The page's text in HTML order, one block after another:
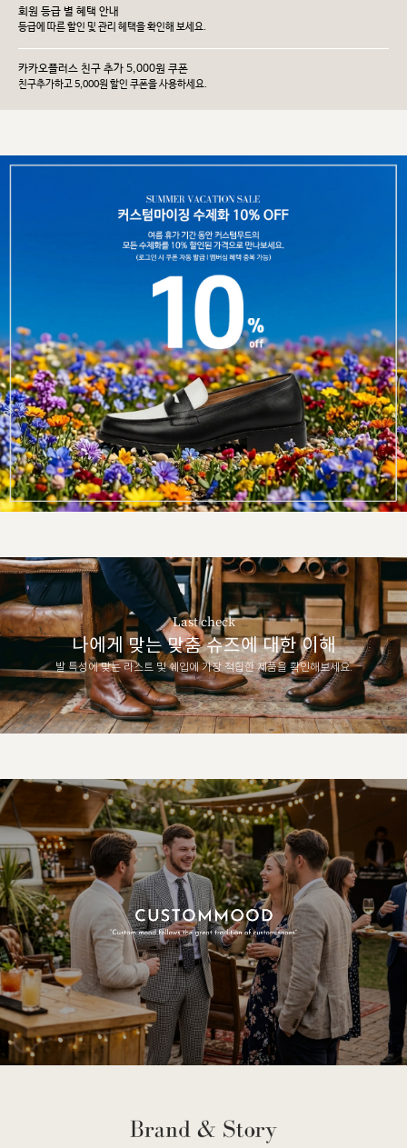
회원 등급 별 혜택 안내
등급에 따른 할인 및 관리 헤택을 확인해 보세요.
카카오플러스 친구 추가 5,000원 쿠폰
친구추가하고 5,000원 할인 쿠폰을 사용하세요.
Last check
나에게 맞는 맞춤 슈즈에 대한 이해
발 특성에 맞는 라스트 및 쉐입에 가장 적합한 제품을 확인해보세요.